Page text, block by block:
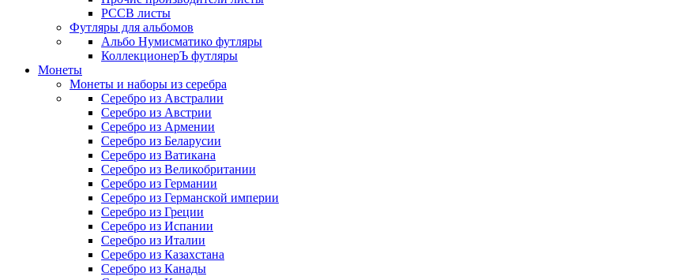
РССВ листы
Футляры для альбомов
Альбо Нумисматико футляры
КоллекционерЪ футляры
Монеты
Монеты и наборы из серебра
Серебро из Австралии
Серебро из Австрии
Серебро из Армении
Серебро из Беларусии
Серебро из Ватикана
Серебро из Великобритании
Серебро из Германии
Серебро из Германской империи
Серебро из Греции
Серебро из Испании
Серебро из Италии
Серебро из Казахстана
Серебро из Канады